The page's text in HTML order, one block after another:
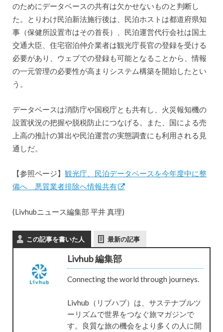
のためにデータベースの共有は欠かせないものと判断し
た。とりわけ民泊新法施行後は、民泊ホストは都道府県知
事（保健所設置市はその首長）、民泊運営代行会社は国土
交通大臣、住宅宿泊仲介業者は観光庁長官の登録を受ける
必要があり、ウェブでの登録も可能となることから、情報
の一元管理の必要性が高まりシステム構築を開始したとい
う。
データベースは消防庁や国税庁とも共有し、火災報知機の
設置状況の把握や脱税防止につなげる。また、国による売
上高の推計の算出や民泊運営の実態調査にも利用される見
通しだ。
【参照ページ】 観光庁、民泊データベースを今年度中に整
備へ 悪質業者排除へ情報共有
(Livhubニュース編集部 平井 真理)
この記事を書いた人 最新の記事
Livhub 編集部
Connecting the world through journeys.
Livhub（リブハブ）は、サステナブルツ
ーリズムで世界をつなぐ旅マガジンで
す。良質な旅の機会をより多くの人に開